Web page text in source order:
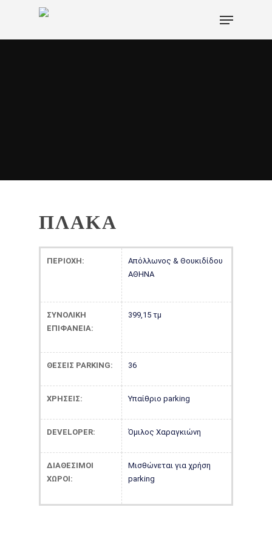
ΠΛΑΚΑ
ΠΕΡΙΟΧΗ:
Απόλλωνος & Θουκιδίδου
ΑΘΗΝΑ
ΣΥΝΟΛΙΚΗ
ΕΠΙΦΑΝΕΙΑ:
399,15 τμ
ΘΕΣΕΙΣ PARKING: 36
ΧΡΗΣΕΙΣ: Υπαίθριο parking
DEVELOPER: Όμιλος Χαραγκιώνη
ΔΙΑΘΕΣΙΜΟΙ
ΧΩΡΟΙ:
Μισθώνεται για χρήση
parking